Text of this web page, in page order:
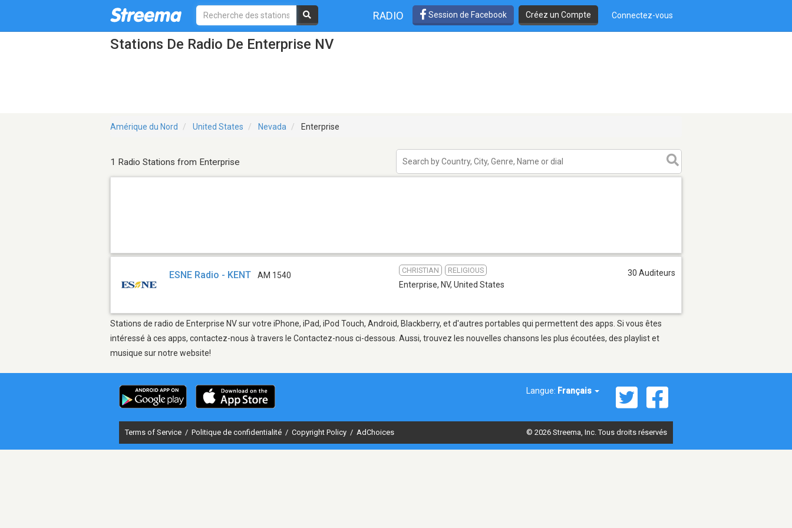
RADIO Session de Facebook Créez un Compte Connectez-vous
Stations De Radio De Enterprise NV
Amérique du Nord United States Nevada Enterprise
1 Radio Stations from Enterprise
ESNE Radio - KENT AM 1540
CHRISTIAN RELIGIOUS
Enterprise, NV, United States
30 Auditeurs
Stations de radio de Enterprise NV sur votre iPhone, iPad, iPod Touch, Android, Blackberry, et d'autres portables qui permettent des apps. Si vous êtes
intéressé à ces apps, contactez-nous à travers le Contactez-nous ci-dessous. Aussi, trouvez les nouvelles chansons les plus écoutées, des playlist et
musique sur notre website!
Langue: Français
Terms of Service / Politique de confidentialité / Copyright Policy / AdChoices © 2026 Streema, Inc. Tous droits réservés